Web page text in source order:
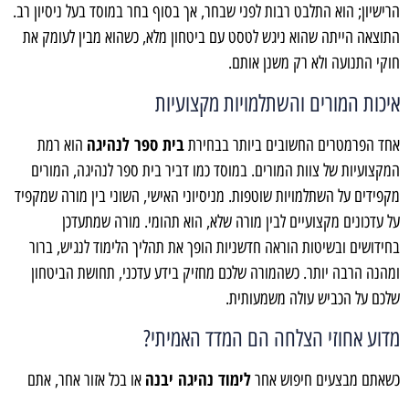
הרישיון; הוא התלבט רבות לפני שבחר, אך בסוף בחר במוסד בעל ניסיון רב.
התוצאה הייתה שהוא ניגש לטסט עם ביטחון מלא, כשהוא מבין לעומק את
חוקי התנועה ולא רק משנן אותם.
איכות המורים והשתלמויות מקצועיות
אחד הפרמטרים החשובים ביותר בבחירתבית ספר לנהיגה הוא רמת
המקצועיות של צוות המורים. במוסד כמו דביר בית ספר לנהיגה, המורים
מקפידים על השתלמויות שוטפות. מניסיוני האישי, השוני בין מורה שמקפיד
על עדכונים מקצועיים לבין מורה שלא, הוא תהומי. מורה שמתעדכן
בחידושים ובשיטות הוראה חדשניות הופך את תהליך הלימוד לנגיש, ברור
ומהנה הרבה יותר. כשהמורה שלכם מחזיק בידע עדכני, תחושת הביטחון
שלכם על הכביש עולה משמעותית.
מדוע אחוזי הצלחה הם המדד האמיתי?
כשאתם מבצעים חיפוש אחרלימוד נהיגה יבנה או בכל אזור אחר, אתם